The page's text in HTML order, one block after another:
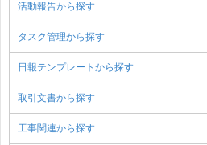
活動報告から探す
タスク管理から探す
日報テンプレートから探す
取引文書から探す
工事関連から探す